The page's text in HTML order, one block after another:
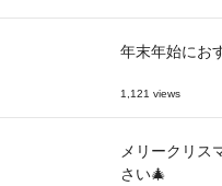
年末年始にお
1,121 views
メリークリス
さい🎄